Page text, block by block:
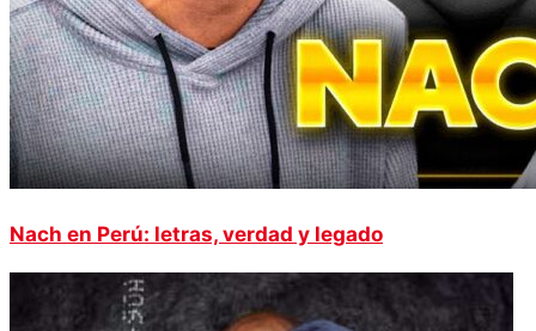
Nach en Perú: letras, verdad y legado